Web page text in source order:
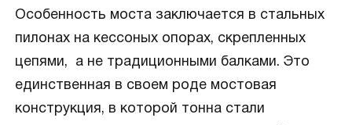
Особенность моста заключается в стальных
пилонах на кессоных опорах, скрепленных
цепями, а не традиционными балками. Это
единственная в своем роде мостовая
конструкция, в которой тонна стали